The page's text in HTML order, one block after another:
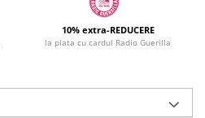
10% extra-REDUCERE
la plata cu cardul Radio Guerilla